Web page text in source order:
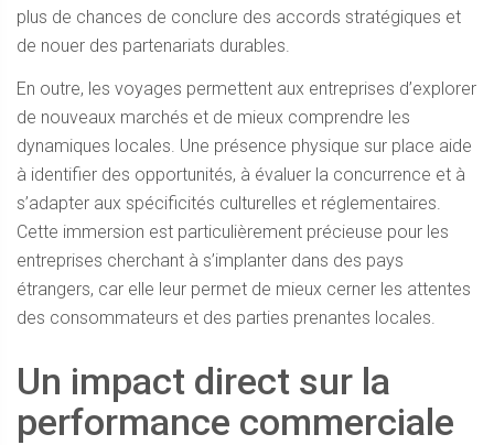
plus de chances de conclure des accords stratégiques et
de nouer des partenariats durables.
En outre, les voyages permettent aux entreprises d’explorer
de nouveaux marchés et de mieux comprendre les
dynamiques locales. Une présence physique sur place aide
à identifier des opportunités, à évaluer la concurrence et à
s’adapter aux spécificités culturelles et réglementaires.
Cette immersion est particulièrement précieuse pour les
entreprises cherchant à s’implanter dans des pays
étrangers, car elle leur permet de mieux cerner les attentes
des consommateurs et des parties prenantes locales.
Un impact direct sur la
performance commerciale